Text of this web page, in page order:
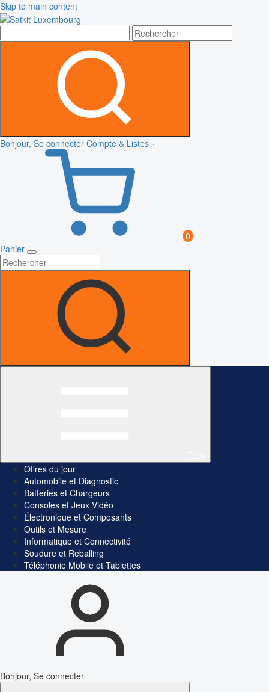
Skip to main content
Bonjour, Se connecter Compte & Listes
0
Panier
Offres du jour
Automobile et Diagnostic
Batteries et Chargeurs
Consoles et Jeux Vidéo
Électronique et Composants
Outils et Mesure
Informatique et Connectivité
Soudure et Reballing
Téléphonie Mobile et Tablettes
Bonjour, Se connecter